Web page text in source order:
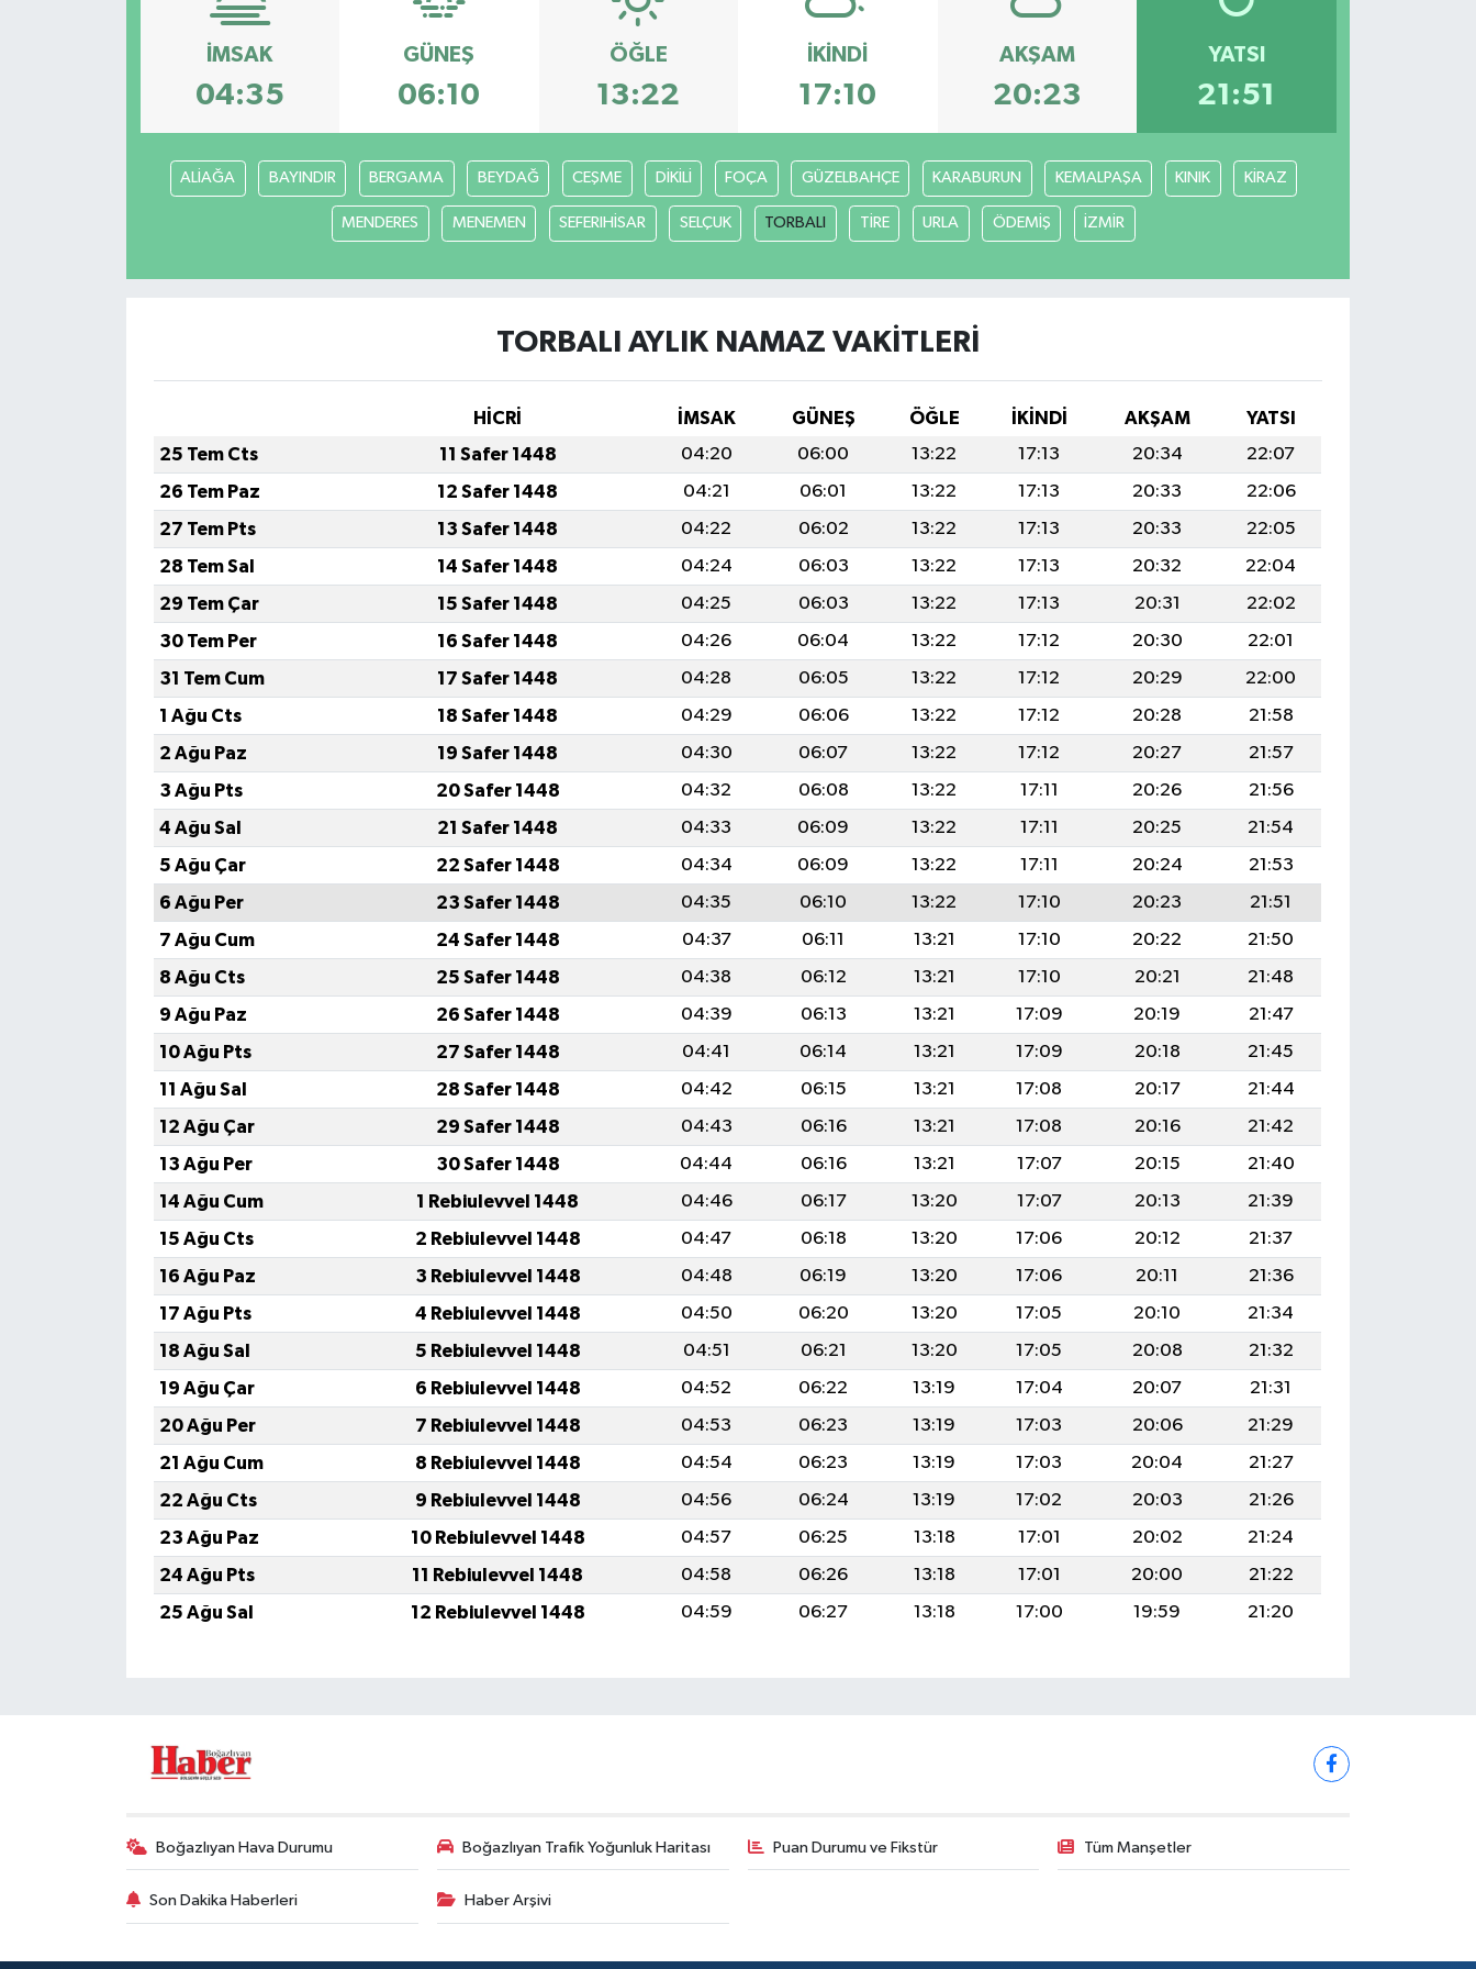
İMSAK
04:35
GÜNEŞ
06:10
ÖĞLE
13:22
İKINDI
17:10
AKŞAM
20:23
YATSI
21:51
ALİAĞA BAYINDIR BERGAMA BEYDAĞ CEŞME DİKİLİ FOÇA GÜZELBAHÇE KARABURUN KEMALPAŞA KINIK KİRAZ
MENDERES MENEMEN SEFERIHİSAR SELÇUK TORBALI TİRE URLA ÖDEMİŞ İZMİR
TORBALI AYLIK NAMAZ VAKITLERI
HİCRİ İMSAK GÜNEŞ ÖĞLE İKINDI AKŞAM
YATSI
25 Tem Cts
11 Safer 1448 04:20 06:00 13:22 17:13 20:34
22:07
26 Tem Paz
12 Safer 1448 04:21 06:01 13:22 17:13 20:33
22:06
27 Tem Pts
13 Safer 1448 04:22 06:02 13:22 17:13 20:33
22:05
28 Tem Sal
14 Safer 1448 04:24 06:03 13:22 17:13 20:32
22:04
29 Tem Çar
15 Safer 1448 04:25 06:03 13:22 17:13 20:31
22:02
30 Tem Per
16 Safer 1448 04:26 06:04 13:22 17:12 20:30
22:01
31 Tem Cum
17 Safer 1448 04:28 06:05 13:22 17:12 20:29
22:00
1 Ağu Cts
18 Safer 1448 04:29 06:06 13:22 17:12 20:28
21:58
2 Ağu Paz
19 Safer 1448 04:30 06:07 13:22 17:12 20:27
21:57
3 Ağu Pts
20 Safer 1448 04:32 06:08 13:22 17:11 20:26
21:56
4 Ağu Sal
21 Safer 1448 04:33 06:09 13:22 17:11 20:25
21:54
5 Ağu Çar
22 Safer 1448 04:34 06:09 13:22 17:11 20:24
21:53
6 Ağu Per
23 Safer 1448 04:35 06:10 13:22 17:10 20:23
21:51
7 Ağu Cum
24 Safer 1448 04:37 06:11 13:21 17:10 20:22
21:50
8 Ağu Cts
25 Safer 1448 04:38 06:12 13:21 17:10 20:21
21:48
9 Ağu Paz
26 Safer 1448 04:39 06:13 13:21 17:09 20:19
21:47
10 Ağu Pts
27 Safer 1448 04:41 06:14 13:21 17:09 20:18
21:45
11 Ağu Sal
28 Safer 1448 04:42 06:15 13:21 17:08 20:17
21:44
12 Ağu Çar
29 Safer 1448 04:43 06:16 13:21 17:08 20:16
21:42
13 Ağu Per
30 Safer 1448 04:44 06:16 13:21 17:07 20:15
21:40
14 Ağu Cum
1 Rebiulevvel 1448 04:46 06:17 13:20 17:07 20:13
21:39
15 Ağu Cts
2 Rebiulevvel 1448 04:47 06:18 13:20 17:06 20:12
21:37
16 Ağu Paz
3 Rebiulevvel 1448 04:48 06:19 13:20 17:06 20:11
21:36
17 Ağu Pts
4 Rebiulevvel 1448 04:50 06:20 13:20 17:05 20:10
21:34
18 Ağu Sal
5 Rebiulevvel 1448 04:51 06:21 13:20 17:05 20:08
21:32
19 Ağu Çar
6 Rebiulevvel 1448 04:52 06:22 13:19 17:04 20:07
21:31
20 Ağu Per
7 Rebiulevvel 1448 04:53 06:23 13:19 17:03 20:06
21:29
21 Ağu Cum
8 Rebiulevvel 1448 04:54 06:23 13:19 17:03 20:04
21:27
22 Ağu Cts
9 Rebiulevvel 1448 04:56 06:24 13:19 17:02 20:03
21:26
23 Ağu Paz
10 Rebiulevvel 1448 04:57 06:25 13:18 17:01 20:02
21:24
24 Ağu Pts
11 Rebiulevvel 1448 04:58 06:26 13:18 17:01 20:00
21:22
25 Ağu Sal
12 Rebiulevvel 1448 04:59 06:27 13:18 17:00 19:59 21:20
Boğazlıyan Hava Durumu Boğazlıyan Trafik Yoğunluk Haritası Puan Durumu ve Fikstür Tüm Manşetler
Son Dakika Haberleri Haber Arşivi